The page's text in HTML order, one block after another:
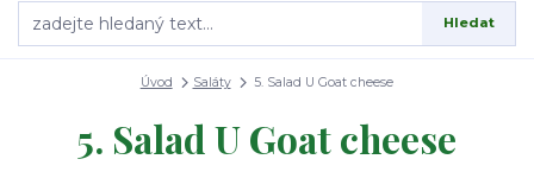
Hledat
Úvod Saláty 5. Salad U Goat cheese
5. Salad U Goat cheese